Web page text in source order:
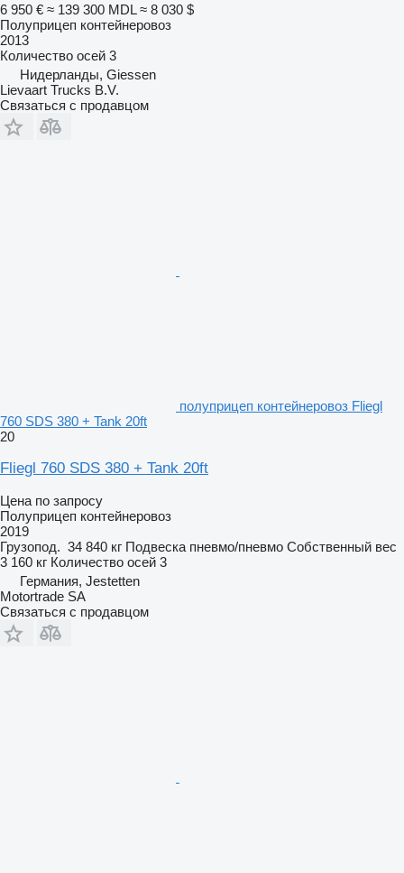
6 950 € ≈ 139 300 MDL ≈ 8 030 $
Полуприцеп контейнеровоз
2013
Количество осей 3
Нидерланды, Giessen
Lievaart Trucks B.V.
Связаться с продавцом
полуприцеп контейнеровоз Fliegl
760 SDS 380 + Tank 20ft
20
Fliegl 760 SDS 380 + Tank 20ft
Цена по запросу
Полуприцеп контейнеровоз
2019
Грузопод. 34 840 кг Подвеска пневмо/пневмо Собственный вес
3 160 кг Количество осей 3
Германия, Jestetten
Motortrade SA
Связаться с продавцом